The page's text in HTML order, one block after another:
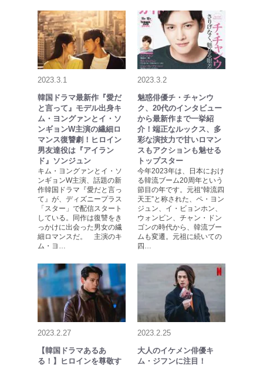
2023.3.1
韓国ドラマ最新作『愛だ
と言って』モデル出身キ
ム・ヨングァンとイ・ソ
ンギョンW主演の繊細ロ
マンス復讐劇！ヒロイン
男友達役は『アイラン
ド』ソンジュン
キム・ヨングァンとイ・ソ
ンギョンW主演、話題の新
作韓国ドラマ『愛だと言っ
て』が、ディズニープラス
「スター」で配信スタート
している。同作は復讐をき
っかけに出会った男女の繊
細ロマンスだ。 主演のキ
ム・ヨ…
2023.3.2
魅惑俳優チ・チャンウ
ク、20代のインタビュー
から最新作まで一挙紹
介！端正なルックス、多
彩な演技力で甘いロマン
スもアクションも魅せる
トップスター
今年2023年は、日本におけ
る韓流ブーム20周年という
節目の年です。元祖“韓流四
天王”と称された、ペ・ヨン
ジュン、イ・ビョンホン、
ウォンビン、チャン・ドン
ゴンの時代から、韓流ブー
ムも変遷。元祖に続いての
四…
2023.2.27
【韓国ドラマあるあ
る！】ヒロインを尊敬す
2023.2.25
大人のイケメン俳優キ
ム・ジフンに注目！